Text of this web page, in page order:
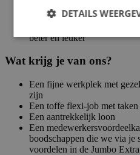
contact
Teamwork geeft jou
beter én leuker
Wat krijg je van ons?
Een fijne werkplek met
zijn
Een toffe flexi-job met
Een aantrekkelijk loon
Een
boodschappen die we via je
voordelen in de Jumbo
DETAILS